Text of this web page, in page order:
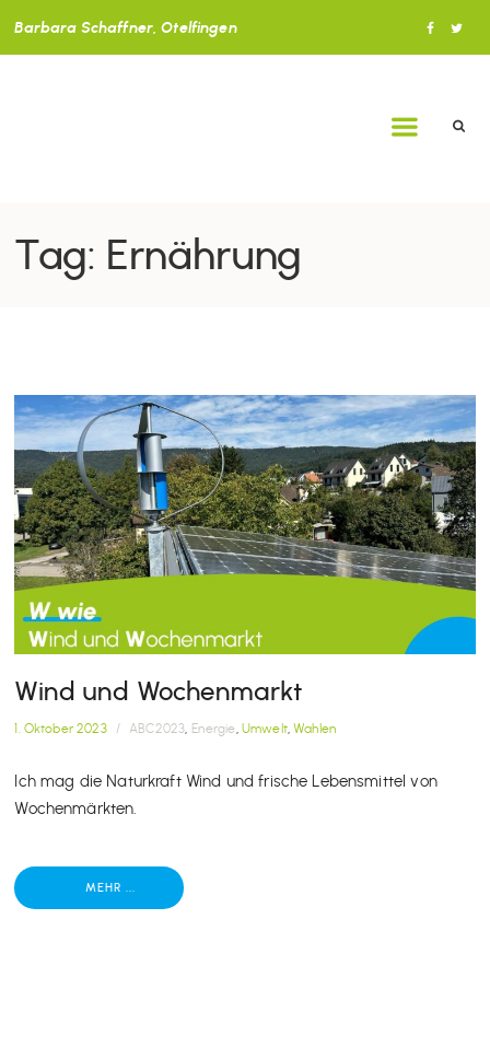
Barbara Schaffner, Otelfingen
Tag: Ernährung
Wind und Wochenmarkt
1. Oktober 2023 / ABC2023 Energie Umwelt,Wahlen
Ich mag die Naturkraft Wind und frische Lebensmittel von
Wochenmärkten.
MEHR ...